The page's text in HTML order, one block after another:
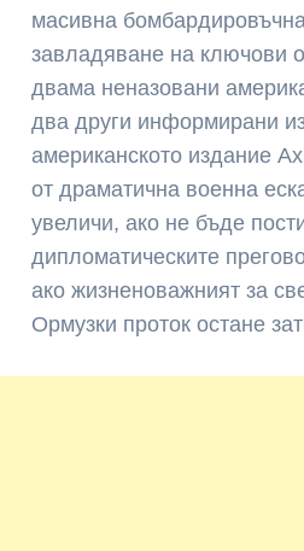
масивна
завладяване на ключови
двама неназовани
два други информирани
американското издание
от драматична военна
увеличи, ако не бъде
дипломатическите
ако жизненоважният за
Ормузки проток остане